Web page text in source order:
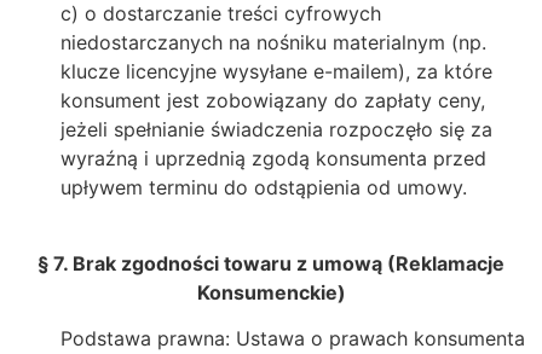
c) o dostarczanie treści cyfrowych
niedostarczanych na nośniku materialnym (np.
klucze licencyjne wysyłane e-mailem), za które
konsument jest zobowiązany do zapłaty ceny,
jeżeli spełnianie świadczenia rozpoczęło się za
wyraźną i uprzednią zgodą konsumenta przed
upływem terminu do odstąpienia od umowy.
§ 7. Brak zgodności towaru z umową (Reklamacje
Konsumenckie)
Podstawa prawna: Ustawa o prawach konsumenta